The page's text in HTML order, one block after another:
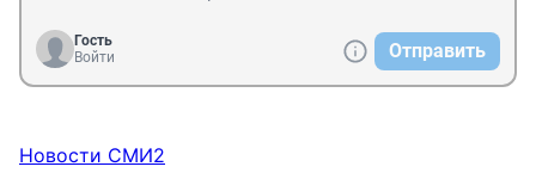
Гость
Войти
Отправить
Новости СМИ2